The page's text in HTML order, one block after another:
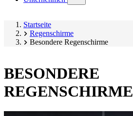
submenu)
Startseite
Regenschirme
Besondere Regenschirme
BESONDERE
REGENSCHIRME